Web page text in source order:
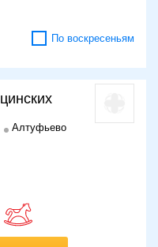
По воскресеньям
Алтуфьево